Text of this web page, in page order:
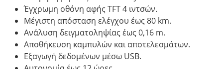
Έγχρωμη οθόνη αφής TFT 4 ιντσών.
Μέγιστη απόσταση ελέγχου έως 80 km.
Ανάλυση δειγματοληψίας έως 0,16 m.
Αποθήκευση καμπυλών και αποτελεσμάτων.
Εξαγωγή δεδομένων μέσω USB.